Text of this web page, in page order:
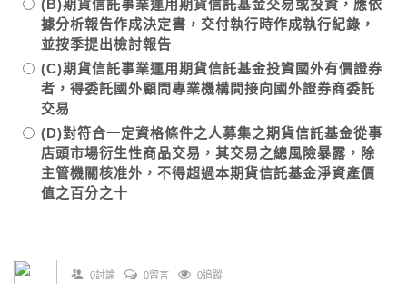
(B)期貨信託事業運用期貨信託基金交易或投資，應依
據分析報告作成決定書，交付執行時作成執行紀錄，
並按季提出檢討報告
(C)期貨信託事業運用期貨信託基金投資國外有價證券
者，得委託國外顧問專業機構間接向國外證券商委託
交易
(D)對符合一定資格條件之人募集之期貨信託基金從事
店頭市場衍生性商品交易，其交易之總風險暴露，除
主管機關核准外，不得超過本期貨信託基金淨資產價
值之百分之十
0討論 0留言 0追蹤